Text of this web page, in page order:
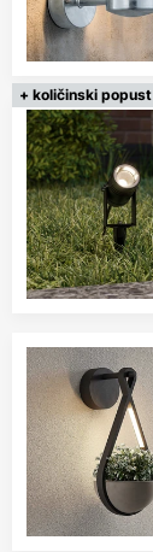
+ količinski popust